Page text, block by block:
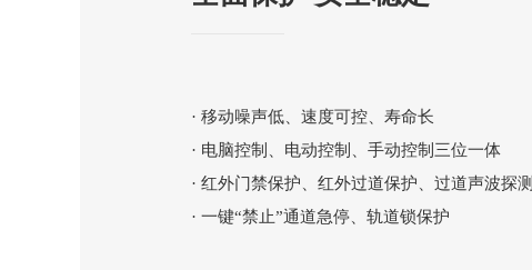
· 移动噪声低、速度可控、寿命长
· 电脑控制、电动控制、手动控制三位一体
· 红外门禁保护、红外过道保护、过道声波探测
· 一键“禁止”通道急停、轨道锁保护